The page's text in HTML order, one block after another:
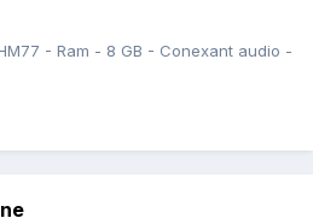
- Ram - 8 GB - Conexant audio -